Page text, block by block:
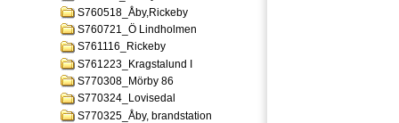
S760518_Åby,Rickeby
S760721_Ö Lindholmen
S761116_Rickeby
S761223_Kragstalund I
S770308_Mörby 86
S770324_Lovisedal
S770325_Åby, brandstation